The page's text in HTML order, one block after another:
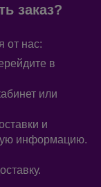
заказ?
от нас:
в
или
и
информацию.